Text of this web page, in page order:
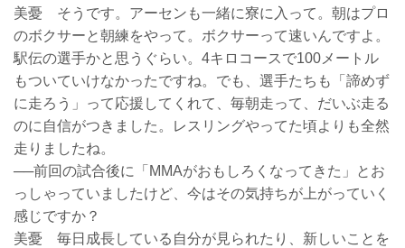
美憂 そうです。アーセンも一緒に寮に入って。朝はプロ
のボクサーと朝練をやって。ボクサーって速いんですよ。
駅伝の選手かと思うぐらい。4キロコースで100メートル
もついていけなかったですね。でも、選手たちも「諦めず
に走ろう」って応援してくれて、毎朝走って、だいぶ走る
のに自信がつきました。レスリングやってた頃よりも全然
走りましたね。
──前回の試合後に「MMAがおもしろくなってきた」とお
っしゃっていましたけど、今はその気持ちが上がっていく
感じですか？
美憂 毎日成長している自分が見られたり、新しいことを